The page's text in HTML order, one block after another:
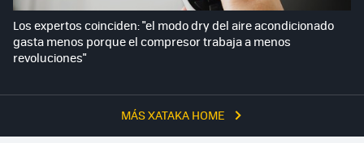
MÁS XATAKA HOME
Los expertos coinciden: "el modo dry del aire acondicionado
gasta menos porque el compresor trabaja a menos
revoluciones"